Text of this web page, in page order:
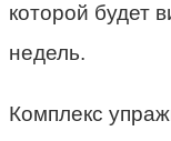
которой будет
недель.
Комплекс